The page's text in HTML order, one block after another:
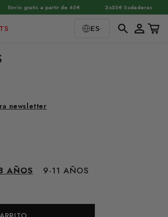
gratis a partir de 45€ · 2x55€ Sudaderas ·
ES Iniciar
sesiónCarrito
newsletter
AÑOS
9-11 AÑOS